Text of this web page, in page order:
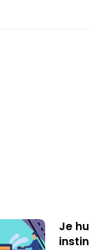
Je